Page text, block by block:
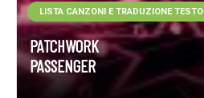
PATCHWORK
PASSENGER
LISTA CANZONI E TRADUZIONE TESTO